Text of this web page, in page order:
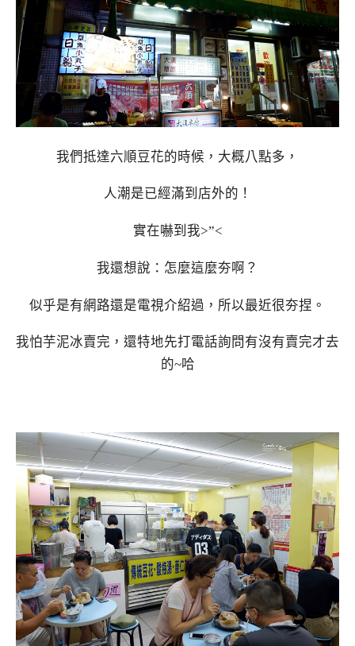
我們抵達六順豆花的時候，大概八點多，
人潮是已經滿到店外的！
實在嚇到我>”<
我還想說：怎麼這麼夯啊？
似乎是有網路還是電視介紹過，所以最近很夯捏。
我怕芋泥冰賣完，還特地先打電話詢問有沒有賣完才去
的~哈